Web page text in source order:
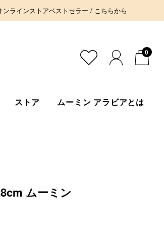
ンラインストアベストセラー / こちらから
0
ストア ムーミン アラビアとは
ムーミン